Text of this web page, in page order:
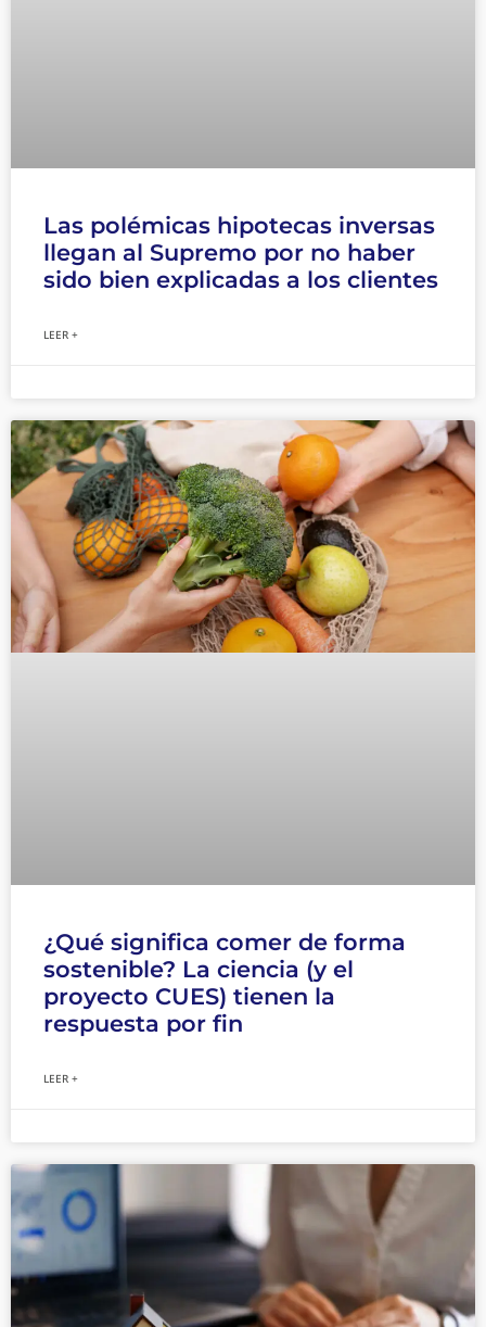
Las polémicas hipotecas inversas
llegan al Supremo por no haber
sido bien explicadas a los clientes
LEER +
¿Qué significa comer de forma
sostenible? La ciencia (y el
proyecto CUES) tienen la
respuesta por fin
LEER +